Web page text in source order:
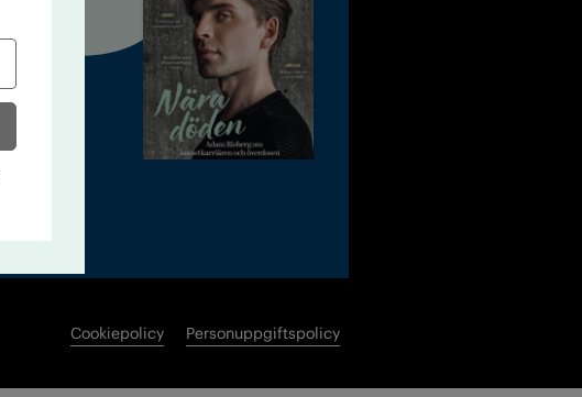
Cookiepolicy Personuppgiftspolicy